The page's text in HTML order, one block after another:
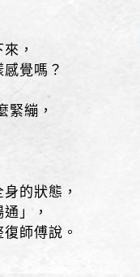
，
覺嗎？
繃，
的狀態，
」，
師傅說。